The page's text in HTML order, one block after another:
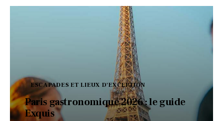
ESCAPADES ET LIEUX D'EXCEPTION
Paris gastronomique 2026 : le guide
Exquis